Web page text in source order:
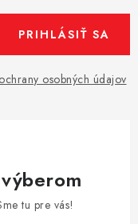
osobných údajov
PRIHLÁSIŤ SA
tu pre vás!